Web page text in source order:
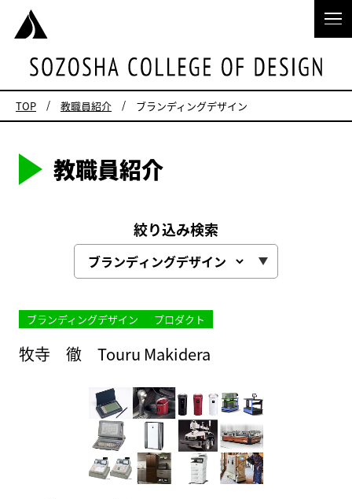
TOP 教職員紹介 ブランディングデザイン
教職員紹介
絞り込み検索
ブランディングデザイン プロダクト
牧寺 徹 Touru Makidera